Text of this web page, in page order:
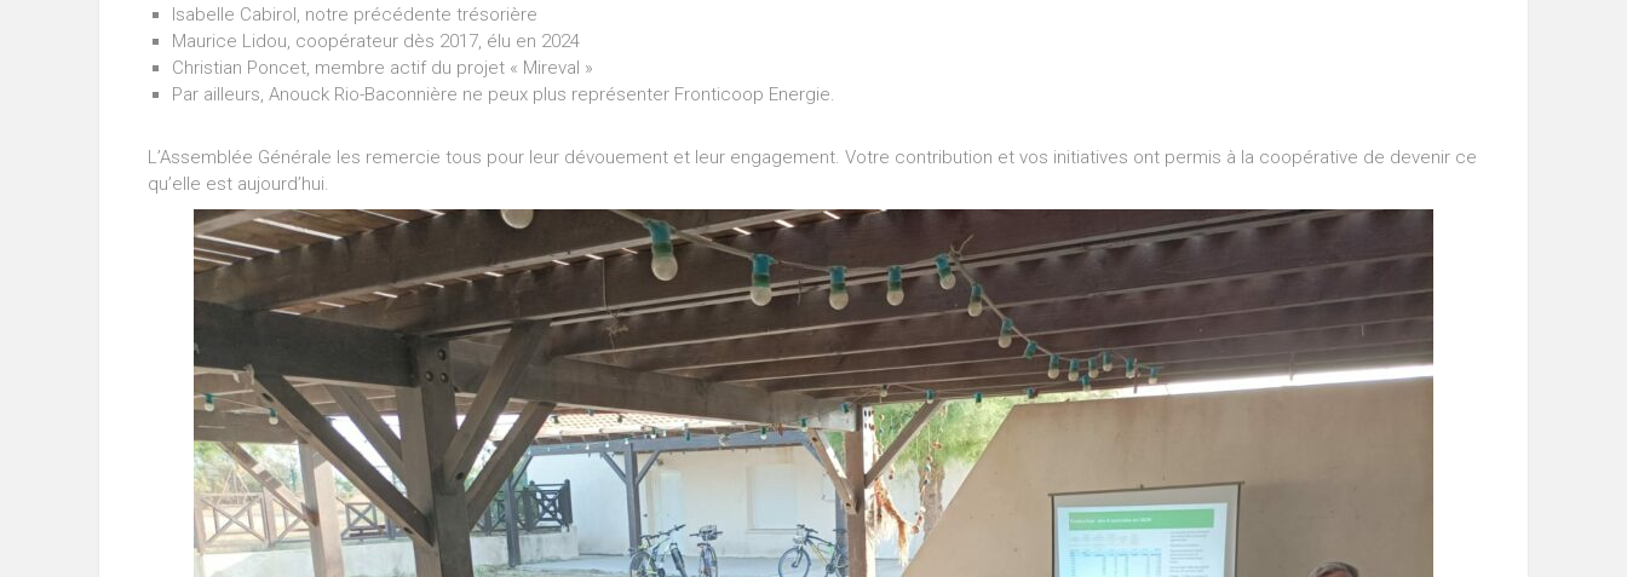
Isabelle Cabirol, notre précédente trésorière
Maurice Lidou, coopérateur dès 2017, élu en 2024
Christian Poncet, membre actif du projet « Mireval »
Par ailleurs, Anouck Rio-Baconnière ne peux plus représenter Fronticoop Energie.
L’Assemblée Générale les remercie tous pour leur dévouement et leur engagement. Votre contribution et vos initiatives ont permis à la coopérative de devenir ce
qu’elle est aujourd’hui.